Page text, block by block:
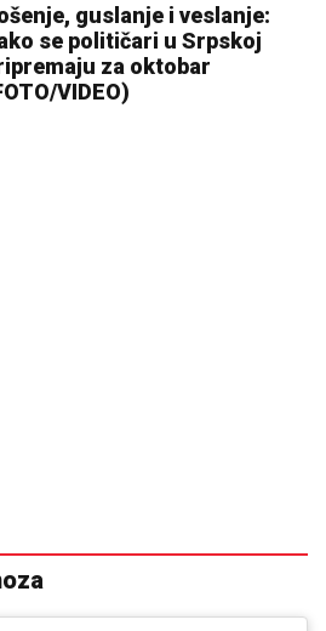
guslanje i veslanje:
se političari u Srpskoj
za oktobar
VIDEO)